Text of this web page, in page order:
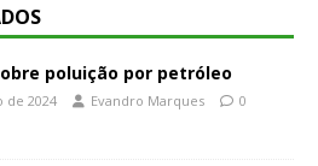
poluição por petróleo
de 2024 Evandro Marques 0